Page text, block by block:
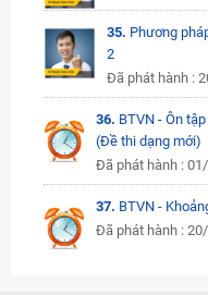
35. Phương
2
Đã phát hành :
36. BTVN - Ôn
(Đề thi dạng mới)
Đã phát hành :
37. BTVN -
Đã phát hành :